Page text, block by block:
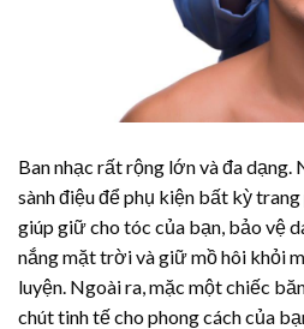
Ban nhạc rất rộng lớn và đa dạng.
sành điệu để phụ kiện bất kỳ
giúp giữ cho tóc của bạn, bảo vệ
nắng mặt trời và giữ mồ hôi khỏi
luyện. Ngoài ra, mặc một chiếc
chút tinh tế cho phong cách của